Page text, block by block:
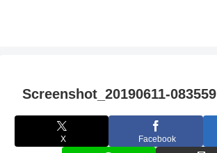
Screenshot_20190611-083559
X Facebook